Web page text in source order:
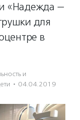
«Надежда —
для
в
и
· 04.04.2019